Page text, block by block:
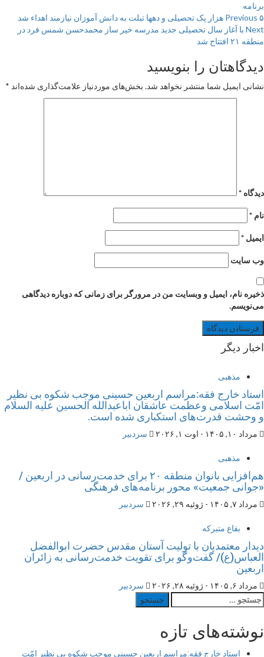
برنامه
Post
navigation
Previous ۵ هزار پک تحصیلی و دهها تبلت به دانش آموزان نیازمند اهداء شد
Next با آغاز سال تحصیلی جدید مدرسه خیر ساز محمدحسن شمس فرد در
منطقه ۲۱ افتتاح شد
دیدگاهتان را بنویسید
نشانی ایمیل شما منتشر نخواهد شد. بخش‌های موردنیاز علامت‌گذاری شده‌اند *
دیدگاه *
نام *
ایمیل *
وب‌ سایت
ذخیره نام، ایمیل و وبسایت من در مرورگر برای زمانی که دوباره دیدگاهی
می‌نویسم.
اخبار دیگر
مذهبی
استاد خارج فقه:مراسم اربعین حسینی موجب شکوه بی نظیر
امّت اسلامی وعظمت عاشقان اباعبدالله الحسین علیه السلام
و وحشت قدرت‌های استکباری شده است.
مرداد ۱۰, ۱۴۰۵ - اوت ۱, ۲۰۲۶ سردبیر
مذهبی
هم‌افزایی بانوان منطقه ۲۰ برای خدمت‌رسانی در اربعین /
«جوانی جمعیت» محور برنامه‌های فرهنگی
مرداد ۷, ۱۴۰۵ - ژوئیه ۲۹, ۲۰۲۶ سردبیر
بقاع متبرکه
دیدار معتمدیان با تولیت آستان مقدس حضرت ابوالفضل
العباس(ع)/ گفت‌وگو برای تقویت خدمت‌رسانی به زائران
اربعین
مرداد ۶, ۱۴۰۵ - ژوئیه ۲۸, ۲۰۲۶
سردبیر
جستجو
برای:
نوشته‌های تازه
استاد خارج فقه:مراسم اربعین حسینی موجب شکوه بی نظیر امّت